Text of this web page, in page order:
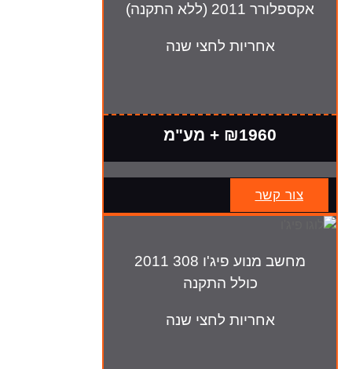
אקספלורר 2011 (ללא התקנה)
אחריות לחצי שנה
₪1960 + מע"מ
צור קשר
מחשב מנוע פיג'ו 308 2011
כולל התקנה
אחריות לחצי שנה